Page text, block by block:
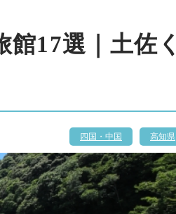
17選｜土佐く
四国・中国 高知県